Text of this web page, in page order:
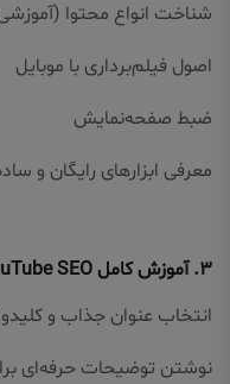
شناخت انواع محتوا
اصول فیلم‌برداری با موبایل
ضبط صفحه‌نمایش
معرفی ابزارهای رایگان و
۳. آموزش کامل YouTube SEO (سئوی یوتیوب)
انتخاب عنوان جذاب و
نوشتن توضیحات حرفه‌ای